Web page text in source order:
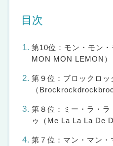
目次
第10位：モン・モン
MON MON LEMON）
第９位：ブロックロッ
（
第８位：ミー・ラ・ラ
ゥ（Me La La La De
第７位：マン・マン・